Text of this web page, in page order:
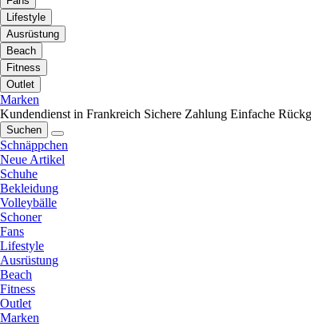
Lifestyle
Ausrüstung
Beach
Fitness
Outlet
Marken
Kundendienst in Frankreich Sichere Zahlung Einfache
Suchen
Schnäppchen
Neue Artikel
Schuhe
Bekleidung
Volleybälle
Schoner
Fans
Lifestyle
Ausrüstung
Beach
Fitness
Outlet
Marken